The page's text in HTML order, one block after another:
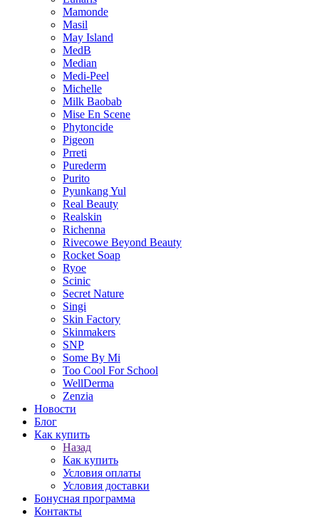
Mamonde
Masil
May Island
MedB
Median
Medi-Peel
Michelle
Milk Baobab
Mise En Scene
Phytoncide
Pigeon
Prreti
Purederm
Purito
Pyunkang Yul
Real Beauty
Realskin
Richenna
Rivecowe Beyond Beauty
Rocket Soap
Ryoe
Scinic
Secret Nature
Singi
Skin Factory
Skinmakers
SNP
Some By Mi
Too Cool For School
WellDerma
Zenzia
Новости
Блог
Как купить
Назад
Как купить
Условия оплаты
Условия доставки
Бонусная программа
Контакты